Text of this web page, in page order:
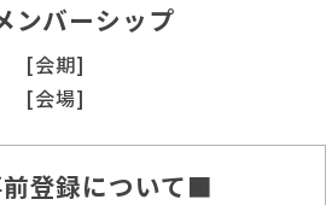
ンバーシップ
[会期]
[会場]
登録について■